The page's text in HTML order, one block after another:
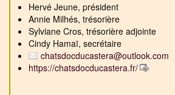
Hervé Jeune, président
Annie Milhés, trésorière
Sylviane Cros, trésorière adjointe
Cindy Hamaï, secrétaire
chatsdocducastera@outlook.com
https://chatsdocducastera.fr/